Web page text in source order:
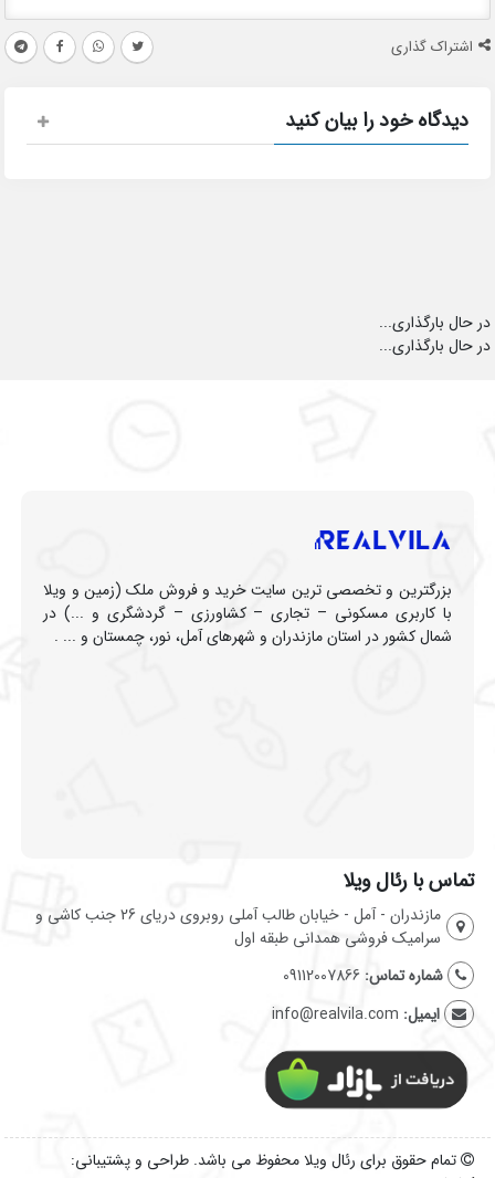
اشتراک گذاری
دیدگاه خود را بیان کنید
در حال بارگذاری...
در حال بارگذاری...
بزرگترین و تخصصی ترین سایت خرید و فروش ملک (زمین و ویلا
با کاربری مسکونی – تجاری – کشاورزی – گردشگری و ...) در
شمال کشور در استان مازندران و شهرهای آمل، نور، چمستان و ... .
تماس با رئال ویلا
مازندران - آمل - خیابان طالب آملی روبروی دریای 26 جنب کاشی و
سرامیک فروشی همدانی طبقه اول
شماره تماس: 09112007866
ایمیل: info@realvila.com
تمام حقوق برای رئال ویلا محفوظ می باشد. طراحی و پشتیبانی: